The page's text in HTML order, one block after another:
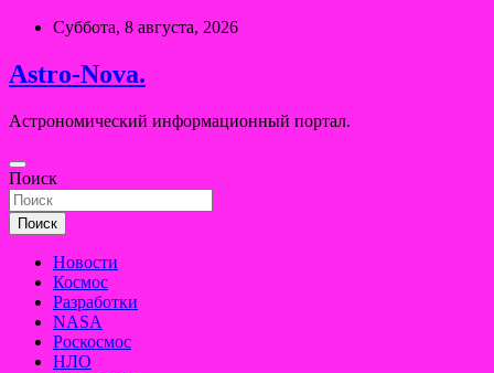
Перейти
содержимому
Суббота, 8 августа, 2026
Astro-Nova.
Астрономический информационный портал.
Поиск
Поиск
Новости
Космос
Разработки
NASA
Роскосмос
НЛО